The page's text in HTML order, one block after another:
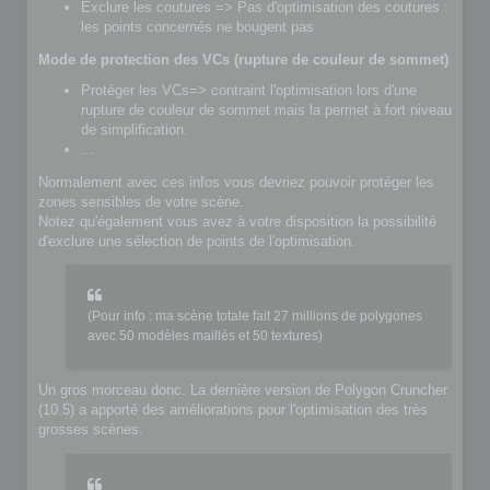
Exclure les coutures => Pas d'optimisation des coutures :
les points concernés ne bougent pas
Mode de protection des VCs (rupture de couleur de sommet)
Protéger les VCs=> contraint l'optimisation lors d'une
rupture de couleur de sommet mais la permet à fort niveau
de simplification.
Normalement avec ces infos vous devriez pouvoir protéger les
zones sensibles de votre scène.
Notez qu'également vous avez à votre disposition la possibilité
d'exclure une sélection de points de l'optimisation.
(Pour info : ma scène totale fait 27 millions de polygones
avec 50 modèles maillés et 50 textures)
Un gros morceau donc. La dernière version de Polygon Cruncher
(10.5) a apporté des améliorations pour l'optimisation des très
grosses scènes.